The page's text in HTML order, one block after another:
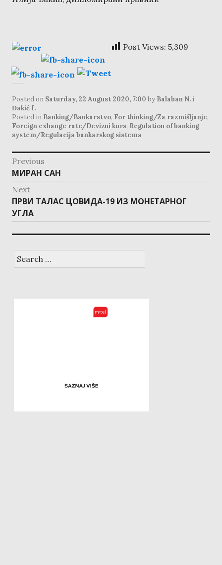
Post Views: 5,309
Posted on Saturday, 22 August 2020, 7:00 by Balaban N. i
Đakić I.
Posted in Banking/Bankarstvo, For thinking/Za razmišljanje,
Foreign exhange rate/Devizni kurs, Regulation of banking
system/Regulacija bankarskog sistema
p
o
s
t
n
a
g
a
t
i
o
Previous
P
r
e
v
i
o
p
МИРАН САН
Next
N
e
x
t
p
ПРВИ ТАЛАС ЦОВИДА-19 ИЗ МОНЕТАРНОГ
УГЛА